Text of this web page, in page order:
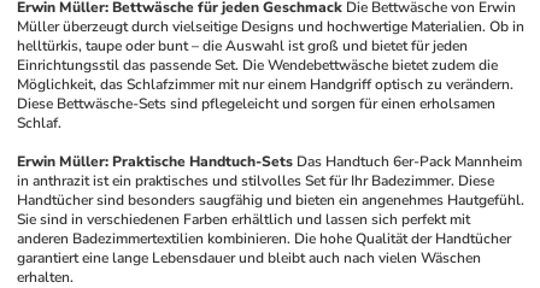
Erwin Müller: Bettwäsche für jeden Geschmack Die Bettwäsche von Erwin
Müller überzeugt durch vielseitige Designs und hochwertige Materialien. Ob in
helltürkis, taupe oder bunt – die Auswahl ist groß und bietet für jeden
Einrichtungsstil das passende Set. Die Wendebettwäsche bietet zudem die
Möglichkeit, das Schlafzimmer mit nur einem Handgriff optisch zu verändern.
Diese Bettwäsche-Sets sind pflegeleicht und sorgen für einen erholsamen
Schlaf.
Erwin Müller: Praktische Handtuch-Sets Das Handtuch 6er-Pack Mannheim
in anthrazit ist ein praktisches und stilvolles Set für Ihr Badezimmer. Diese
Handtücher sind besonders saugfähig und bieten ein angenehmes Hautgefühl.
Sie sind in verschiedenen Farben erhältlich und lassen sich perfekt mit
anderen Badezimmertextilien kombinieren. Die hohe Qualität der Handtücher
garantiert eine lange Lebensdauer und bleibt auch nach vielen Wäschen
erhalten.